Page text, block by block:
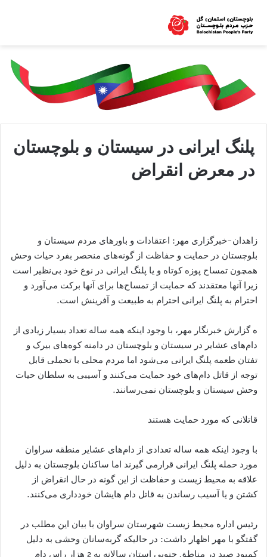
پلنگ ایرانی در سیستان و بلوچستان
در معرض انقراض
زاهدان-خبرگزاری مهر: اعتقادات و باورهای مردم سیستان و
بلوچستان در حمایت و حفاظت از گونه‌های منحصر بفرد حیات وحش
همچون تمساح پوزه کوتاه و یا پلنگ ایرانی در نوع خود بی‌نظیر است
زیرا آنها معتقدند که حمایت از تمساح‌ها برای آنها برکت می‌آورد و
احترام به پلنگ ایرانی احترام به طبیعت و آفرینش است.
ه گزارش خبرنگار مهر، با وجود اینکه همه ساله تعداد بسیار زیادی از
دام‌های عشایر در سیستان و بلوچستان در دامنه کوه‌های بیرک و
تفتان طعمه پلنگ ایرانی می‌شود اما مردم محلی با تحملی قابل
توجه از قاتل دام‌های خود حمایت می‌کنند و آسیبی به سلطان حیات
وحش سیستان و بلوچستان نمی‌رسانند.
قاتلانی که مورد حمایت هستند
با وجود اینکه همه ساله تعدادی از دام‌های عشایر منطقه سراوان
مورد حمله پلنگ ایرانی قرارمی گیرند اما ساکنان بلوچستان به دلیل
علاقه به محیط زیست و حفاظت از این گونه در حال انقراض از
کشتن و یا آسیب رساندن به قاتل دام هایشان خودداری می‌کنند.
رئیس اداره محیط زیست شهرستان سراوان با بیان این مطلب در
گفتگو با مهر اظهار داشت: در حالیکه گربه‌سانان وحشی به دلیل
کمبود صید در مناطق جنوبی استان سالانه به 2 هزار راس دام